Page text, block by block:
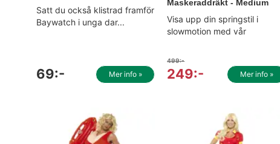
Satt du också klistrad framför
Baywatch i unga dar...
69:- Mer info »
Maskeraddräkt - Medium
Visa upp din springstil i
slowmotion med vår
499:-
249:- Mer info »